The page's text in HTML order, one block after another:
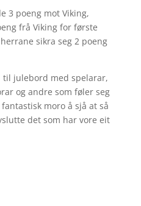
3 poeng mot Viking,
frå Viking for første
sikra seg 2 poeng
til julebord med spelarar,
og andre som føler seg
moro å sjå at så
det som har vore eit